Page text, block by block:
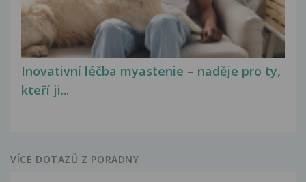
Inovativní léčba myastenie – naděje pro ty,
kteří ji...
VÍCE DOTAZŮ Z PORADNY